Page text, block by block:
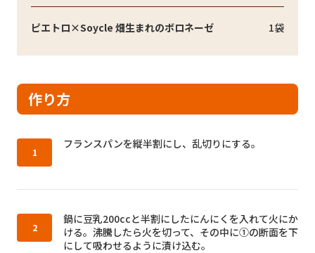
ピエトロ×Soycle 畑生まれのボロネーゼ 1袋
作り方
作り方1：
フランスパンを縦半割にし、乱切りにする。
作り方2：
鍋に豆乳200ccと半割にしたにんにくを入れて火にか
ける。沸騰したら火を切って、その中に①の断面を下
にして吸わせるように漬け込む。